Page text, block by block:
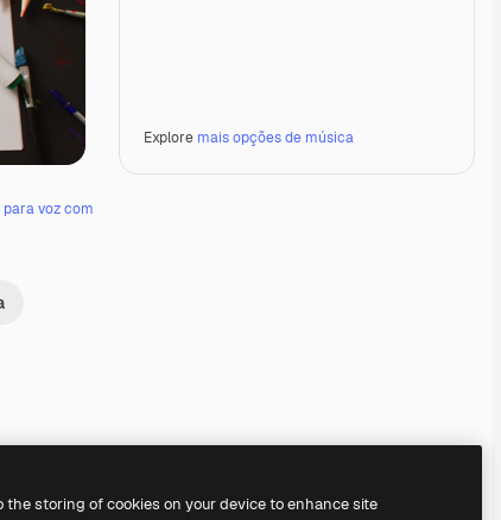
voz com
Explore mais opções de música
Premium
Premium
the storing of cookies on your device to enhance site